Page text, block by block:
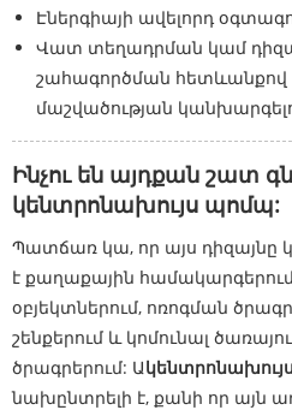
Էներգիայի ավելորդ
Վատ տեղադրման կամ
շահագործման
մաշվածության
Ինչու են այդքան շատ
կենտրոնախույս պոմպ:
Պատճառ կա, որ այս դիզայնը
է քաղաքային
օբյեկտներում, ոռոգման
շենքերում և կոմունալ
ծրագրերում: Ա
նախընտրելի է, քանի որ այն